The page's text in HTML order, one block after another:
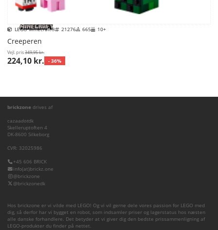
LEGO Minecraft® 21276 665 10+
Creeperen
Vejl. pris349,95 kr.
224,10 kr. - 36%
brickzone drives af
cazaadotdk
Skelleruptoften 4
DK-8600 Silkeborg
CVR: 32025986
+45 606 BRICK
info(at)brickz.one
@brickzone
@brickzonedk
Hos brickzone er vi vilde med LEGO! Og vi vil gerne dele vores passion for LEGO med
dig, så derfor har vi bygget en robot, som indsamler priser og lagerstatus hos næsten
alle danske forhandlere. Det betyder at vi giver dig den bedste prissammenligning af
LEGO-produkter du finder på nettet.